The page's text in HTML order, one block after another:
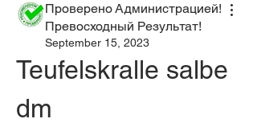
Проверено Администрацией!
Превосходный Результат!
September 15, 2023
Teufelskralle salbe
dm